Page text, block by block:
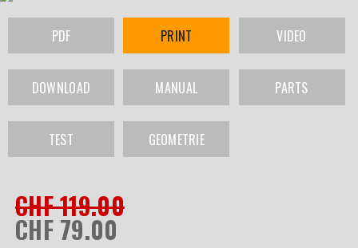
PDF PRINT VIDEO
DOWNLOAD MANUAL PARTS
TEST GEOMETRIE
CHF 119.00
CHF 79.00